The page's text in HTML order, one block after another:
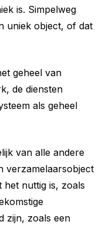
is. Simpelweg
uniek object, of dat
geheel van
de diensten
als geheel
van alle andere
verzamelaarsobject
het nuttig is, zoals
zijn, zoals een